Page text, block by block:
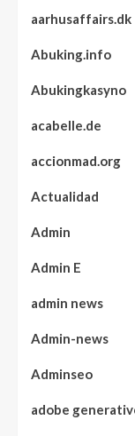
aarhusaffairs.dk
Abuking.info
Abukingkasyno
acabelle.de
accionmad.org
Actualidad
Admin
Admin E
admin news
Admin-news
Adminseo
adobe